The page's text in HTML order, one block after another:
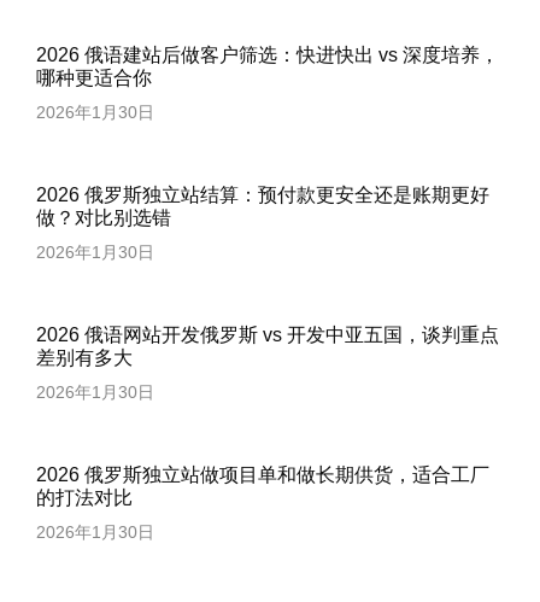
2026 俄语建站后做客户筛选：快进快出 vs 深度培养，
哪种更适合你
2026年1月30日
2026 俄罗斯独立站结算：预付款更安全还是账期更好
做？对比别选错
2026年1月30日
2026 俄语网站开发俄罗斯 vs 开发中亚五国，谈判重点
差别有多大
2026年1月30日
2026 俄罗斯独立站做项目单和做长期供货，适合工厂
的打法对比
2026年1月30日